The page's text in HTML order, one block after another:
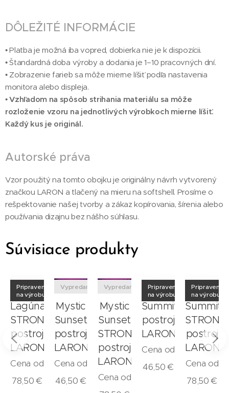
DÔLEŽITÉ INFORMÁCIE
• Platba je možná iba vopred, dobierka nie je k dispozícii.
• Štandardná doba výroby a dodania je 1–10 pracovných dní.
• Zobrazenie farieb sa môže mierne líšiť podľa nastavenia
monitora alebo displeja.
•Vzhľadom na spôsob strihania materiálu sa môže
rozloženie vzoru na jednotlivých výrobkoch mierne líšiť.
Každý kus je originál.
Autorské práva
Vzor použitý na tomto obojku je originálny návrh vytvorený
značkou LARON a tlačený na mieru na softshell. Prosíme o
rešpektovanie našej tvorby a zákaz kopírovania, šírenia alebo
používania dizajnu bez nášho súhlasu.
Súvisiace produkty
Lagúna
STRONG
postroj
LARON
Pripravené
na výrobu
Cena od
78,50€
Mystic
Sunset
postroj
LARON
Vypredané
Cena od
46,50€
Mystic
Sunset
STRONG
postroj
LARON
Vypredané
Cena od
Summit
postroj
LARON
Pripravené
na výrobu
Cena od
46,50€
Summit
STRONG
postroj
LARON
Pripravené
na výrobu
Cena od
78,50€